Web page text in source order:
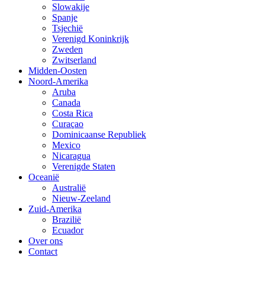
Slowakije
Spanje
Tsjechië
Verenigd Koninkrijk
Zweden
Zwitserland
Midden-Oosten
Noord-Amerika
Aruba
Canada
Costa Rica
Curaçao
Dominicaanse Republiek
Mexico
Nicaragua
Verenigde Staten
Oceanië
Australië
Nieuw-Zeeland
Zuid-Amerika
Brazilië
Ecuador
Over ons
Contact